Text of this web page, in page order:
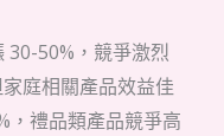
30-50%，競爭激烈
庭相關產品效益佳
，禮品類產品競爭高